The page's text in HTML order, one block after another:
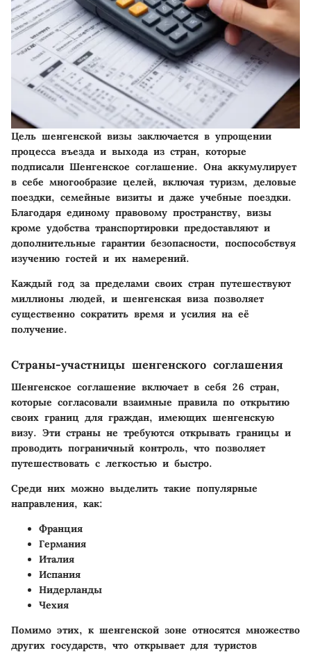
Цель шенгенской визы заключается в упрощении
процесса въезда и выхода из стран, которые
подписали Шенгенское соглашение. Она аккумулирует
в себе многообразие целей, включая туризм, деловые
поездки, семейные визиты и даже учебные поездки.
Благодаря единому правовому пространству, визы
кроме удобства транспортировки предоставляют и
дополнительные гарантии безопасности, поспособствуя
изучению гостей и их намерений.
Каждый год за пределами своих стран путешествуют
миллионы людей, и шенгенская виза позволяет
существенно сократить время и усилия на её
получение.
Страны-участницы шенгенского соглашения
Шенгенское соглашение включает в себя 26 стран,
которые согласовали взаимные правила по открытию
своих границ для граждан, имеющих шенгенскую
визу. Эти страны не требуются открывать границы и
проводить пограничный контроль, что позволяет
путешествовать с легкостью и быстро.
Среди них можно выделить такие популярные
направления, как:
Франция
Германия
Италия
Испания
Нидерланды
Чехия
Помимо этих, к шенгенской зоне относятся множество
других государств, что открывает для туристов